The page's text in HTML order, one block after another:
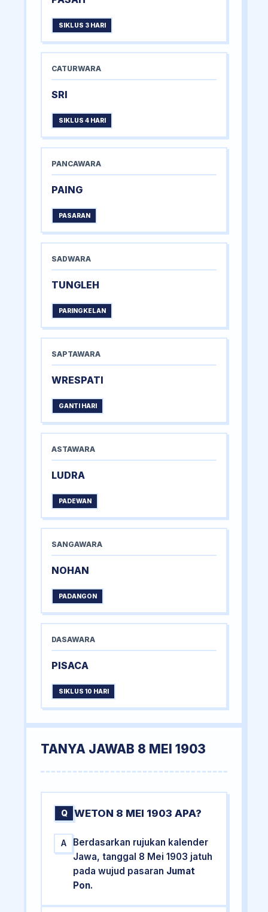
SIKLUS 3 HARI
CATURWARA
SRI
SIKLUS 4 HARI
PANCAWARA
PAING
PASARAN
SADWARA
TUNGLEH
PARINGKELAN
SAPTAWARA
WRESPATI
GANTI HARI
ASTAWARA
LUDRA
PADEWAN
SANGAWARA
NOHAN
PADANGON
DASAWARA
PISACA
SIKLUS 10 HARI
TANYA JAWAB 8 MEI 1903
Q WETON 8 MEI 1903 APA?
A
Berdasarkan rujukan kalender
Jawa, tanggal 8 Mei 1903 jatuh
pada wujud pasaran Jumat
Pon.